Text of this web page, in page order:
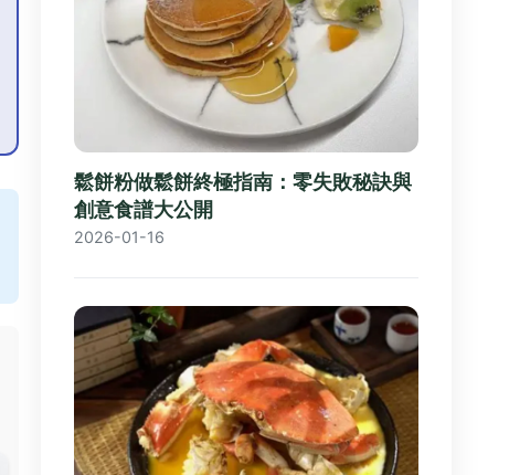
鬆餅粉做鬆餅終極指南：零失敗秘訣與
創意食譜大公開
2026-01-16